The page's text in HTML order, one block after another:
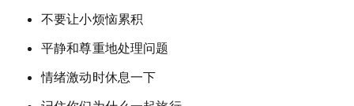
不要让小烦恼累积
平静和尊重地处理问题
情绪激动时休息一下